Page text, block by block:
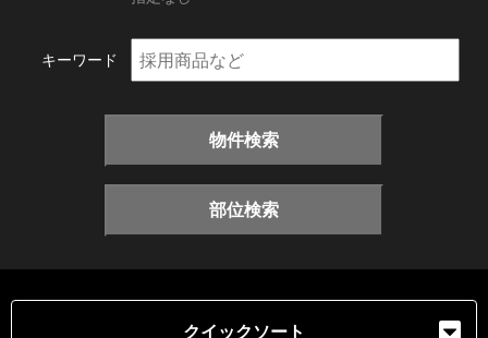
キーワード
物件検索
部位検索
クイックソート